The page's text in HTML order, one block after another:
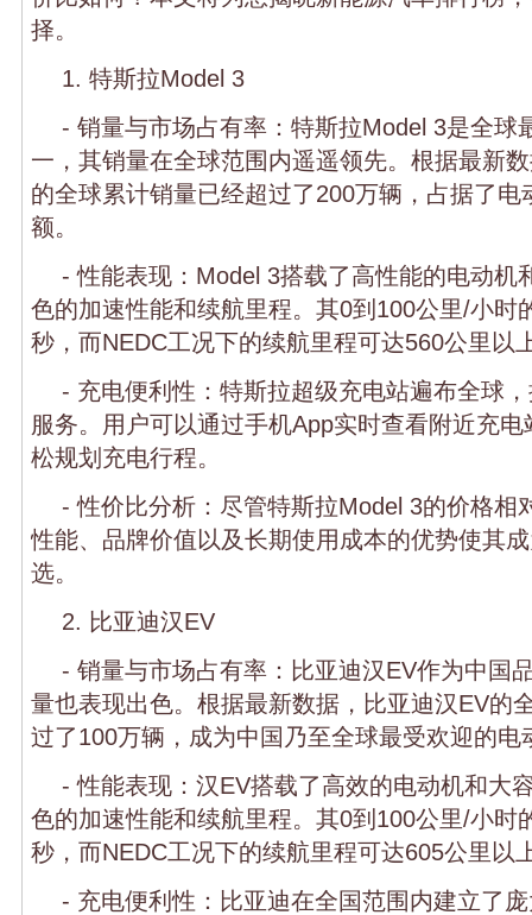
择。
1. 特斯拉Model 3
- 销量与市场占有率：特斯拉Model 3是全球
一，其销量在全球范围内遥遥领先。根据最新
的全球累计销量已经超过了200万辆，占据了电
额。
- 性能表现：Model 3搭载了高性能的电动机
色的加速性能和续航里程。其0到100公里/小时
秒，而NEDC工况下的续航里程可达560公里以
- 充电便利性：特斯拉超级充电站遍布全球
服务。用户可以通过手机App实时查看附近充
松规划充电行程。
- 性价比分析：尽管特斯拉Model 3的价格相
性能、品牌价值以及长期使用成本的优势使其
选。
2. 比亚迪汉EV
- 销量与市场占有率：比亚迪汉EV作为中国
量也表现出色。根据最新数据，比亚迪汉EV的
过了100万辆，成为中国乃至全球最受欢迎的电
- 性能表现：汉EV搭载了高效的电动机和大
色的加速性能和续航里程。其0到100公里/小时
秒，而NEDC工况下的续航里程可达605公里以
- 充电便利性：比亚迪在全国范围内建立了